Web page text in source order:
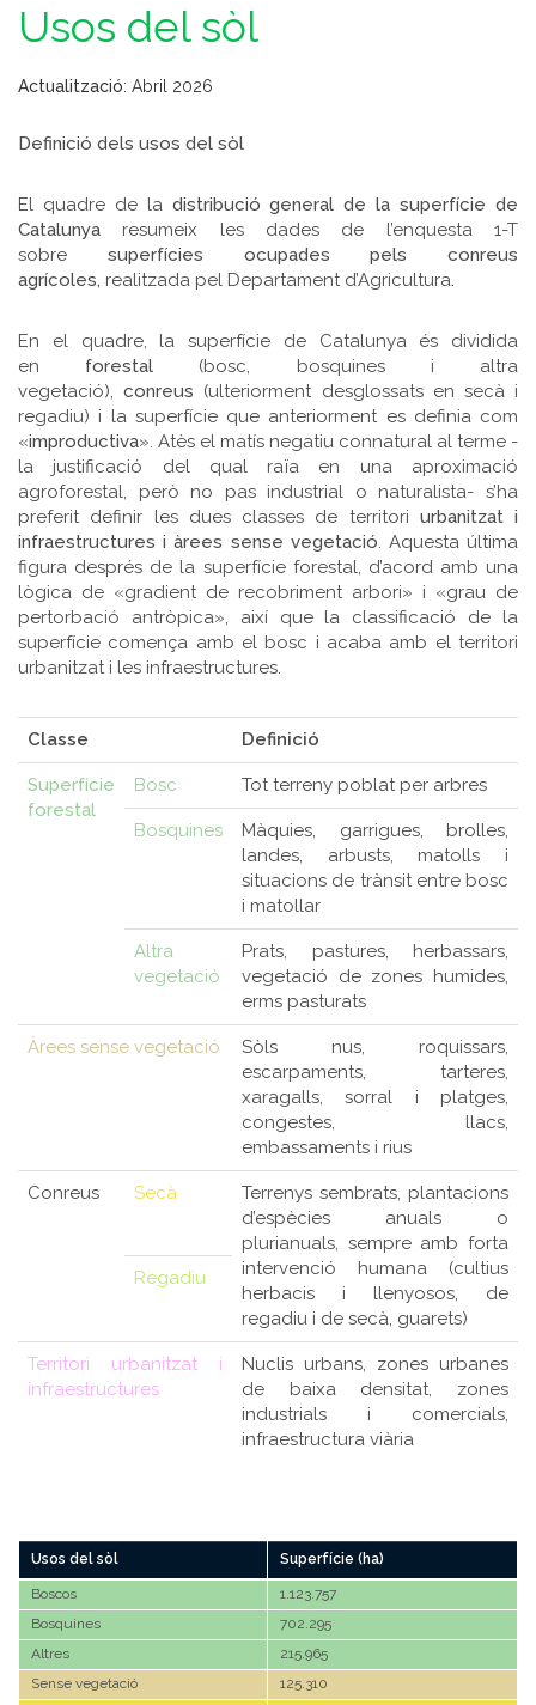
Usos del sòl
Actualització: Abril 2026
Definició dels usos del sòl
El quadre de la distribució general de la superfície de
Catalunya resumeix les dades de l’enquesta 1-T
sobre superfícies ocupades pels conreus
agrícoles, realitzada pel Departament d’Agricultura.
En el quadre, la superfície de Catalunya és dividida
en forestal (bosc, bosquines i altra
vegetació),conreus (ulteriorment desglossats en secà i
regadiu) i la superfície que anteriorment es definia com
«improductiva». Atès el matís negatiu connatural al terme -
la justificació del qual raïa en una aproximació
agroforestal, però no pas industrial o naturalista- s’ha
preferit definir les dues classes de territori urbanitzat i
infraestructures i àrees sense vegetació . Aquesta última
figura després de la superfície forestal, d’acord amb una
lògica de «gradient de recobriment arbori» i «grau de
pertorbació antròpica», així que la classificació de la
superfície comença amb el bosc i acaba amb el territori
urbanitzat i les infraestructures.
Classe Definició
Superfície
forestal
Bosc Tot terreny poblat per arbres
Bosquines
Màquies, garrigues, brolles,
landes, arbusts, matolls i
situacions de trànsit entre bosc
i matollar
Altra
vegetació
Prats, pastures, herbassars,
vegetació de zones humides,
erms pasturats
Àrees sense vegetació
Sòls nus, roquissars,
escarpaments, tarteres,
xaragalls, sorral i platges,
congestes, llacs,
embassaments i rius
Conreus Secà
Terrenys sembrats, plantacions
d’espècies anuals o
plurianuals, sempre amb forta
intervenció humana (cultius
herbacis i llenyosos, de
regadiu i de secà, guarets)
Regadiu
Territori urbanitzat i
infraestructures
Nuclis urbans, zones urbanes
de baixa densitat, zones
industrials i comercials,
infraestructura viària
Usos del sòl Superfície (ha)
Boscos
1.123.757
Bosquines
702.295
Altres
215.965
Sense vegetació
125.310